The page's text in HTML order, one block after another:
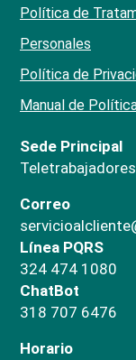
Política de
Personales
Política de
Manual de
Sede Principal
Teletrabajadores
Correo
Línea PQRS
324 474 1080
ChatBot
318 707 6476
Horario